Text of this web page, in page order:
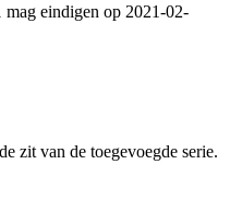
eindigen op 2021-02-
zit van de toegevoegde serie.